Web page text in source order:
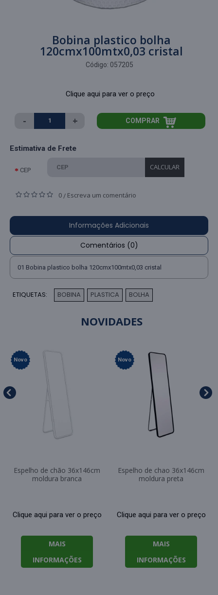
Bobina plastico bolha
120cmx100mtx0,03 cristal
Código: 057205
Clique aqui para ver o preço
- + COMPRAR
Estimativa de Frete
CEP CALCULAR
0 / Escreva um comentário
Informações Adicionais
Comentários (0)
01 Bobina plastico bolha 120cmx100mtx0,03 cristal
ETIQUETAS: BOBINA PLASTICA BOLHA
NOVIDADES
Novo
Espelho de chão 36x146cm
moldura branca
Clique aqui para ver o preço
MAIS
INFORMAÇÕES
Novo
Espelho de chao 36x146cm
moldura preta
Clique aqui para ver o preço
MAIS
INFORMAÇÕES